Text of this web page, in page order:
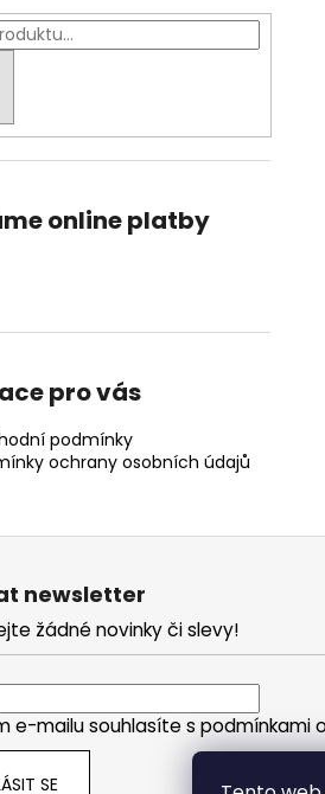
online platby
pro vás
podmínky
ochrany osobních údajů
newsletter
žádné novinky či slevy!
e-mailu souhlasíte spodmínkami
SE